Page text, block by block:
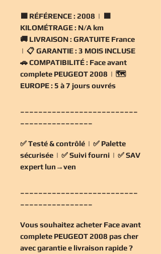
🟧 RÉFÉRENCE : 2008 | 🟧
KILOMÉTRAGE : N/A km
🚚 LIVRAISON : GRATUITE France
| 📋 GARANTIE : 3 MOIS INCLUSE
🚗COMPATIBILITÉ : Face avant
complete PEUGEOT 2008 | 🗺️
EUROPE : 5 à 7 jours ouvrés
✅Testé & contrôlé | ✅ Palette
sécurisée | ✅Suivi fourni | ✅SAV
expert lun→ven
Vous souhaitez acheter Face avant
complete PEUGEOT 2008 pas cher
avec garantie e livraison rapide ?